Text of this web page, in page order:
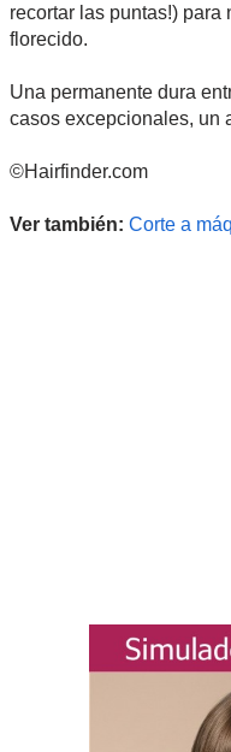
recortar las puntas!) para
florecido.
Una permanente dura
casos excepcionales, un
©Hairfinder.com
Ver también: Corte a